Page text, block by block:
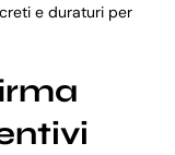
e duraturi per